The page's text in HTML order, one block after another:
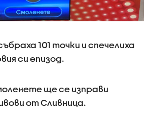
101 точки и спечелиха
си епизод.
ще се изправи
от Сливница.